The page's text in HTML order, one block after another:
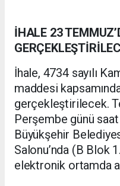
İHALE 23
İhale, 4734 sayılı
maddesi
gerçekleştirilecek.
Perşembe günü
Büyükşehir
Salonu’nda (B Blok
elektronik ortamda